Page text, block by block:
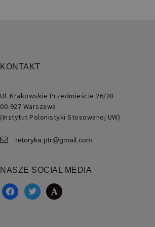
KONTAKT
Ul. Krakowskie Przedmieście 26/28
00-927 Warszawa
(Instytut Polonistyki Stosowanej UW)
retoryka.ptr@gmail.com
NASZE SOCIAL MEDIA
facebooktwitter academia